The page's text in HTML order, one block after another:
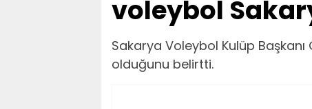
voleybol
Sakarya Voleybol Kulüp Başkanı
olduğunu belirtti.